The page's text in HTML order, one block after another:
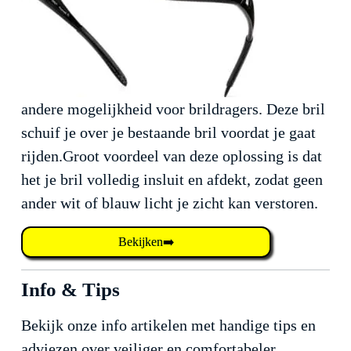
andere mogelijkheid voor brildragers. Deze bril
schuif je over je bestaande bril voordat je gaat
rijden.Groot voordeel van deze oplossing is dat
het je bril volledig insluit en afdekt, zodat geen
ander wit of blauw licht je zicht kan verstoren.
Bekijken➡️
Info & Tips
Bekijk onze info artikelen met handige tips en